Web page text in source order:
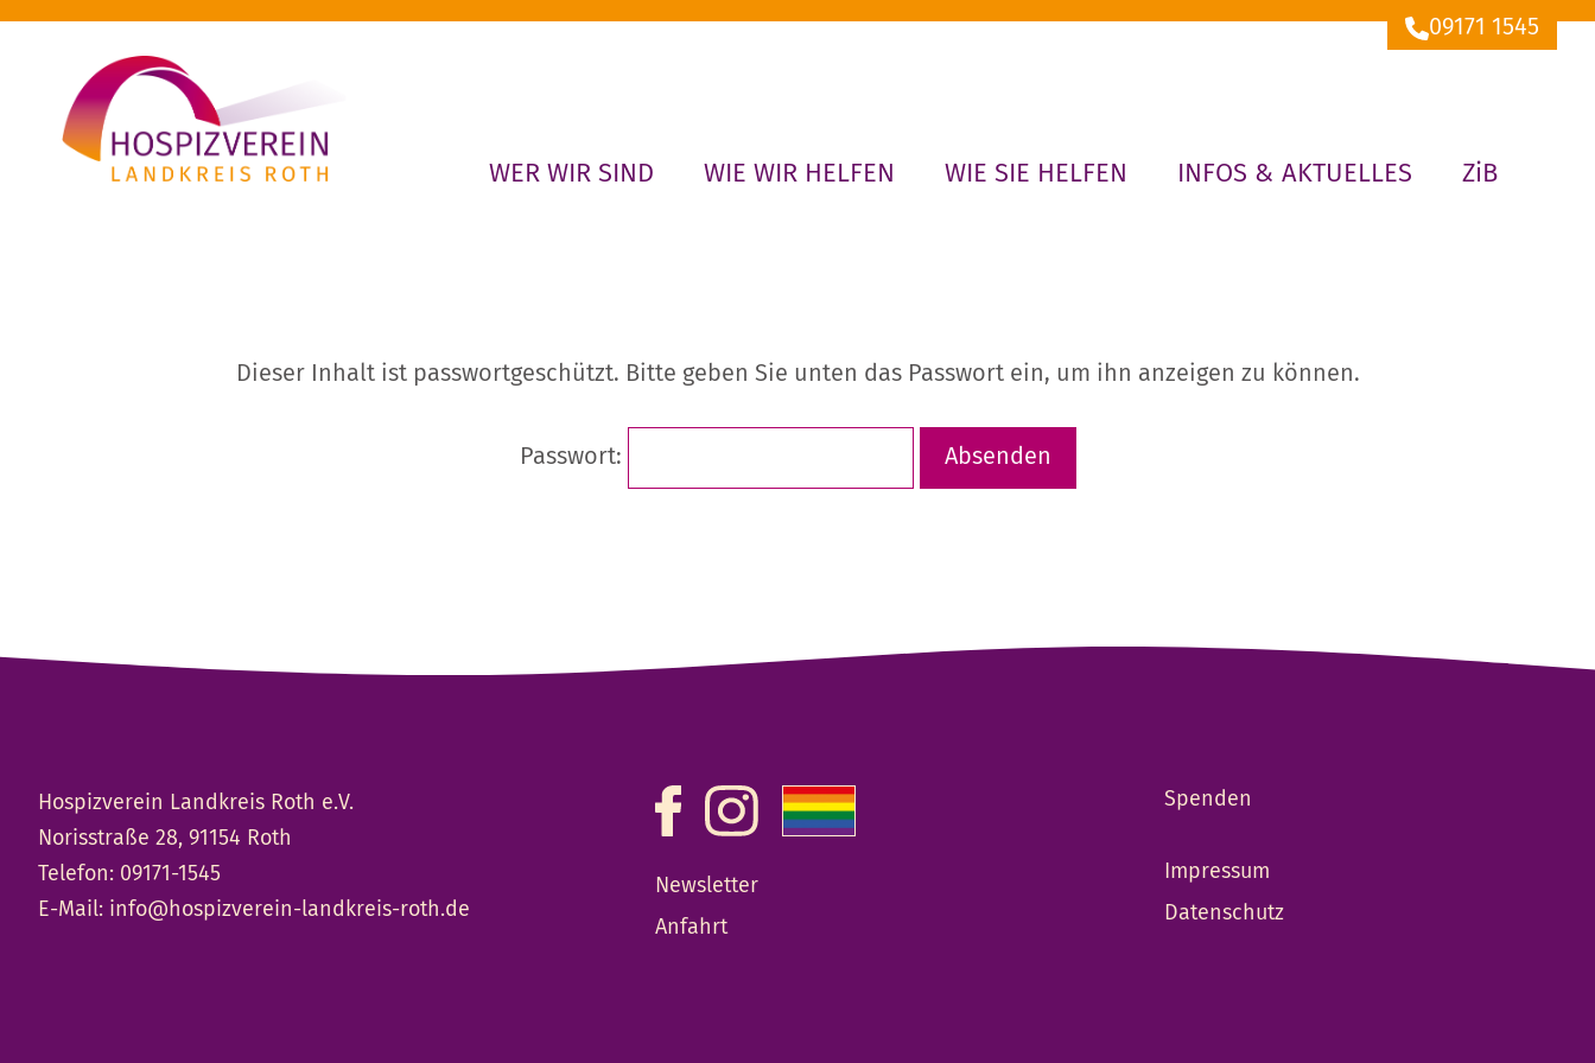
Zum
springen
09171 1545
WER WIR SIND WIE WIR HELFEN WIE SIE HELFEN INFOS & AKTUELLES ZiB
Dieser Inhalt ist passwortgeschützt. Bitte geben Sie unten das Passwort ein, um ihn anzeigen zu können.
Passwort:
Hospizverein Landkreis Roth e.V.
Norisstraße 28, 91154 Roth
Telefon: 09171-1545
E-Mail: info@hospizverein-landkreis-roth.de
Newsletter
Anfahrt
Spenden
Impressum
Datenschutz